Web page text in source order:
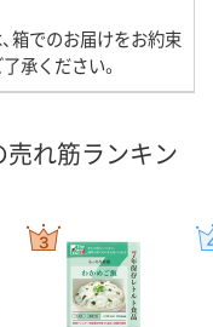
箱でのお届けをお約束
承ください。
れ筋ランキン